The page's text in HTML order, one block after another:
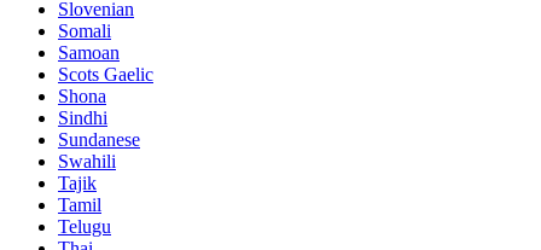
Slovenian
Somali
Samoan
Scots Gaelic
Shona
Sindhi
Sundanese
Swahili
Tajik
Tamil
Telugu